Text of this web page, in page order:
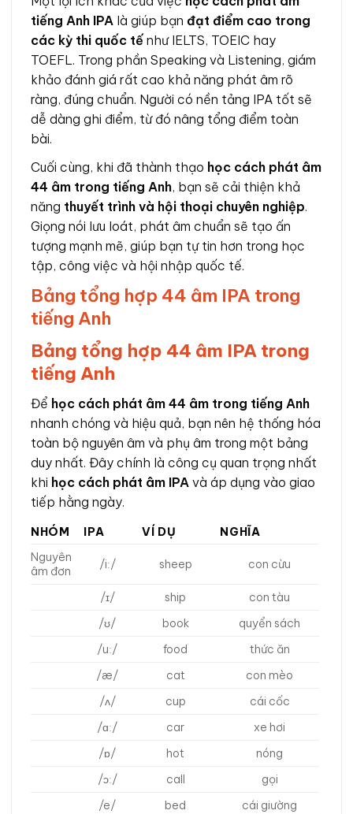
tiếng Anh IPA là giúp bạn đạt điểm cao trong
các kỳ thi quốc tế như IELTS, TOEIC hay
TOEFL. Trong phần Speaking và Listening, giám
khảo đánh giá rất cao khả năng phát âm rõ
ràng, đúng chuẩn. Người có nền tảng IPA tốt sẽ
dễ dàng ghi điểm, từ đó nâng tổng điểm toàn
bài.
Cuối cùng, khi đã thành thạo học cách phát âm
44 âm trong tiếng Anh, bạn sẽ cải thiện khả
năng thuyết trình và hội thoại chuyên nghiệp.
Giọng nói lưu loát, phát âm chuẩn sẽ tạo ấn
tượng mạnh mẽ, giúp bạn tự tin hơn trong học
tập, công việc và hội nhập quốc tế.
Bảng tổng hợp 44 âm IPA trong
tiếng Anh
Bảng tổng hợp 44 âm IPA trong
tiếng Anh
Để học cách phát âm 44 âm trong tiếng Anh
nhanh chóng và hiệu quả, bạn nên hệ thống hóa
toàn bộ nguyên âm và phụ âm trong một bảng
duy nhất. Đây chính là công cụ quan trọng nhất
khi học cách phát âm IPA và áp dụng vào giao
tiếp hằng ngày.
NHÓM IPA VÍ DỤ
NGHĨA
Nguyên
âm đơn
/iː/ sheep con cừu
/ɪ/ ship
con tàu
/ʊ/
book
quyển sách
/uː/
food
thức ăn
/æ/
cat
con mèo
/ʌ/
cup
cái cốc
/ɑː/
car
xe hơi
/ɒ/
hot
nóng
/ɔː/
call
gọi
/e/
bed
cái giường